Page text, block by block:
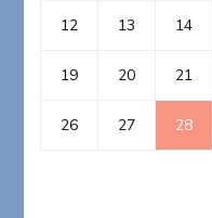
12 13 14
19 20 21
26 27 28